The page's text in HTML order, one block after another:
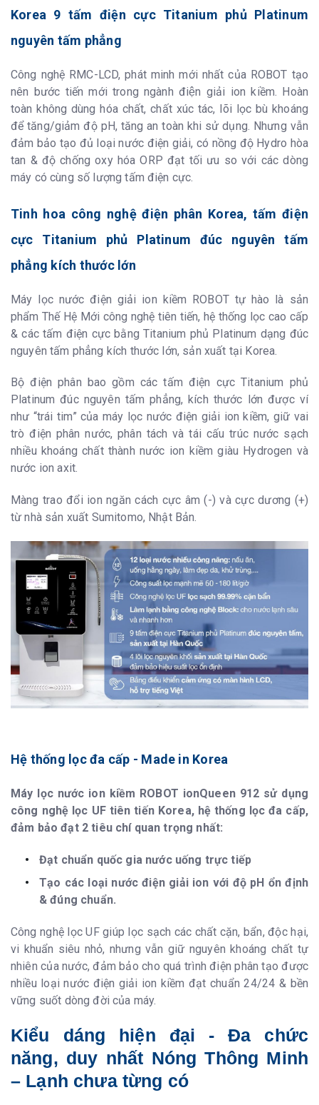
2 năm cho sản
Thiết kế
Để bàn - Sang trọng - tinh tế
Kích thước
(DxRxC) mm
527 x 260 x 520
Trọng lượng sản
phẩm (không có
nước)
23 kg
Korea 9 tấm điện cực Titanium phủ Platinum
nguyên tấm phẳng
Công nghệ RMC-LCD, phát minh mới nhất của ROBOT tạo
nên bước tiến mới trong ngành điện giải ion kiềm. Hoàn
toàn không dùng hóa chất, chất xúc tác, lõi lọc bù khoáng
để tăng/giảm độ pH, tăng an toàn khi sử dụng. Nhưng vẫn
đảm bảo tạo đủ loại nước điện giải, có nồng độ Hydro hòa
tan & độ chống oxy hóa ORP đạt tối ưu so với các dòng
máy có cùng số lượng tấm điện cực.
Tinh hoa công nghệ điện phân Korea, tấm điện
cực Titanium phủ Platinum đúc nguyên tấm
phẳng kích thước lớn
Máy lọc nước điện giải ion kiềm ROBOT tự hào là sản
phẩm Thế Hệ Mới công nghệ tiên tiến, hệ thống lọc cao cấp
& các tấm điện cực bằng Titanium phủ Platinum dạng đúc
nguyên tấm phẳng kích thước lớn, sản xuất tại Korea.
Bộ điện phân bao gồm các tấm điện cực Titanium phủ
Platinum đúc nguyên tấm phẳng, kích thước lớn được ví
như “trái tim” của máy lọc nước điện giải ion kiềm, giữ vai
trò điện phân nước, phân tách và tái cấu trúc nước sạch
nhiều khoáng chất thành nước ion kiềm giàu Hydrogen và
nước ion axit.
Màng trao đổi ion ngăn cách cực âm (-) và cực dương (+)
từ nhà sản xuất Sumitomo, Nhật Bản.
Hệ thống lọc đa cấp - Made in Korea
Máy lọc nước ion kiềm ROBOT ionQueen 912 sử dụng
công nghệ lọc UF tiên tiến Korea, hệ thống lọc đa cấp,
đảm bảo đạt 2 tiêu chí quan trọng nhất:
Đạt chuẩn quốc gia nước uống trực tiếp
Tạo các loại nước điện giải ion với độ pH ổn định
& đúng chuẩn.
Công nghệ lọc UF giúp lọc sạch các chất cặn, bẩn, độc hại,
vi khuẩn siêu nhỏ, nhưng vẫn giữ nguyên khoáng chất tự
nhiên của nước, đảm bảo cho quá trình điện phân tạo được
nhiều loại nước điện giải ion kiềm đạt chuẩn 24/24 & bền
vững suốt dòng đời của máy.
Kiểu dáng hiện đại - Đa chức
năng, duy nhất Nóng Thông Minh
– Lạnh chưa từng có